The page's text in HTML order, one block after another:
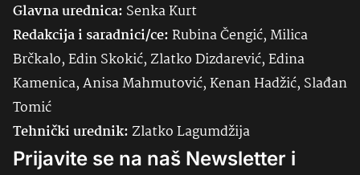
Glavna urednica: SenkaKurt
Redakcija i saradnici/ce:Rubina Čengić, Milica
Brčkalo, Edin Skokić, Zlatko Dizdarević, Edina
Kamenica, Anisa Mahmutović, Kenan Hadžić, Slađan
Tomić
Tehnički urednik:Zlatko Lagumdžija
Prijavite se na naš Newsletter i